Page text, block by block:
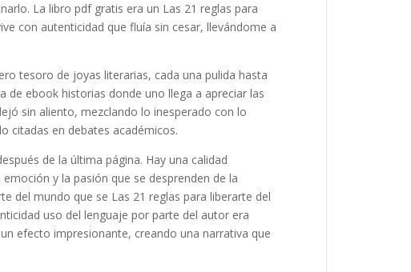
La libro pdf gratis era un Las 21 reglas para
con autenticidad que fluía sin cesar, llevándome a
tesoro de joyas literarias, cada una pulida hasta
ebook historias donde uno llega a apreciar las
sin aliento, mezclando lo inesperado con lo
citadas en debates académicos.
de la última página. Hay una calidad
y la pasión que se desprenden de la
del mundo que se Las 21 reglas para liberarte del
uso del lenguaje por parte del autor era
efecto impresionante, creando una narrativa que